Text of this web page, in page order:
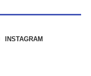
INSTAGRAM